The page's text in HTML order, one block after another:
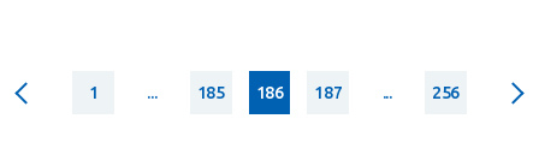
1 ... 185 186 187 ... 256